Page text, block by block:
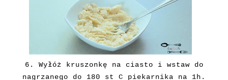
6. Wyłóż kruszonkę na ciasto i wstaw do
nagrzanego do 180 st C piekarnika na 1h.